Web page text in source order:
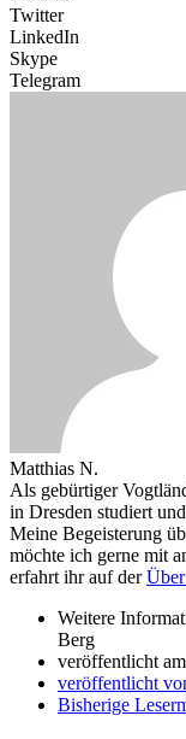
Twitter
LinkedIn
Skype
Telegram
Matthias N.
Als gebürtiger
in Dresden studiert
Meine Begeisterung
möchte ich gerne mit
erfahrt ihr auf der
Weitere
Berg
veröffentlicht
veröffentlicht
Bisherige